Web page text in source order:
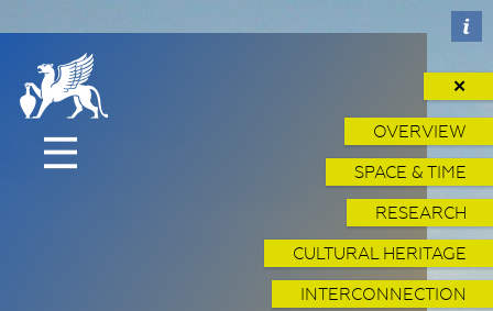
✕
OVERVIEW
SPACE & TIME
RESEARCH
CULTURAL HERITAGE
INTERCONNECTION